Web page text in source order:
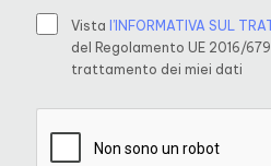
Vista l’INFORMATIVA SUL
del Regolamento UE 2016/
trattamento dei miei dati